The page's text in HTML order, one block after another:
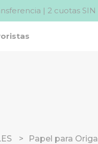
| 2 cuotas
Papel para